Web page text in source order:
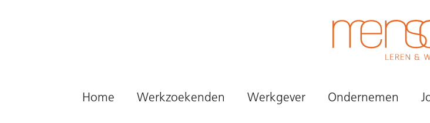
Home Werkzoekenden Werkgever Ondernemen